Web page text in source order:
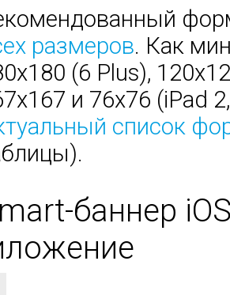
размеров. Как
(6 Plus),
и 76х76 (iPad
список
баннер